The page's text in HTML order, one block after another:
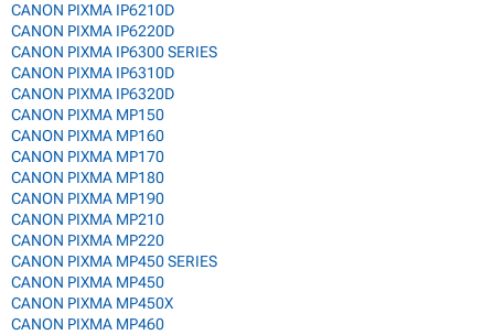
CANON PIXMA IP6210D
CANON PIXMA IP6220D
CANON PIXMA IP6300 SERIES
CANON PIXMA IP6310D
CANON PIXMA IP6320D
CANON PIXMA MP150
CANON PIXMA MP160
CANON PIXMA MP170
CANON PIXMA MP180
CANON PIXMA MP190
CANON PIXMA MP210
CANON PIXMA MP220
CANON PIXMA MP450 SERIES
CANON PIXMA MP450
CANON PIXMA MP450X
CANON PIXMA MP460